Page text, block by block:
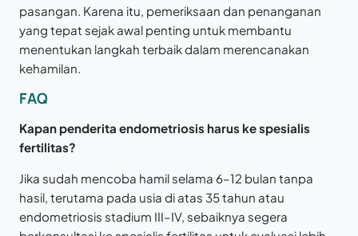
pasangan. Karena itu, pemeriksaan dan penanganan
yang tepat sejak awal penting untuk membantu
menentukan langkah terbaik dalam merencanakan
kehamilan.
FAQ
Kapan penderita endometriosis harus ke spesialis
fertilitas?
Jika sudah mencoba hamil selama 6–12 bulan tanpa
hasil, terutama pada usia di atas 35 tahun atau
endometriosis stadium III–IV, sebaiknya segera